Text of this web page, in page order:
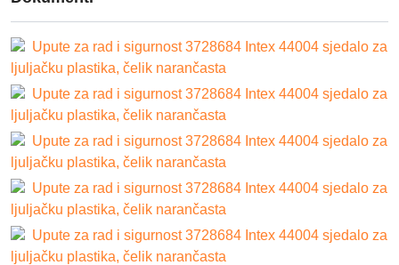
Upute za rad i sigurnost 3728684 Intex 44004 sjedalo za
ljuljačku plastika, čelik narančasta
Upute za rad i sigurnost 3728684 Intex 44004 sjedalo za
ljuljačku plastika, čelik narančasta
Upute za rad i sigurnost 3728684 Intex 44004 sjedalo za
ljuljačku plastika, čelik narančasta
Upute za rad i sigurnost 3728684 Intex 44004 sjedalo za
ljuljačku plastika, čelik narančasta
Upute za rad i sigurnost 3728684 Intex 44004 sjedalo za
ljuljačku plastika, čelik narančasta